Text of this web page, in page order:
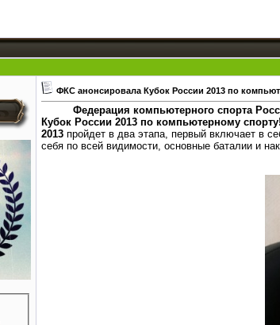
ФКС анонсировала Кубок России 2013 по
Федерация компьютерного спорта
Кубок России 2013 по компьютерному спорту!
2013 пройдет в два этапа, первый включает в
себя по всей видимости, основные баталии и